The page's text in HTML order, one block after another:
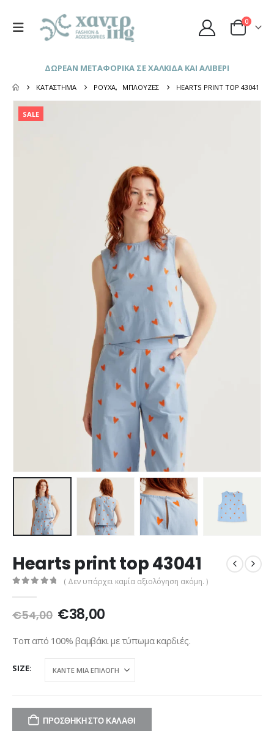
0
ΔΩΡΕΑΝ ΜΕΤΑΦΟΡΙΚΑ ΣΕ ΧΑΛΚΙΔΑ ΚΑΙ ΑΛΙΒΕΡΙ
ΚΑΤΆΣΤΗΜΑ ΡΟΎΧΑ, ΜΠΛΟΎΖΕΣ HEARTS PRINT TOP 43041
SALE
Hearts print top 43041
( Δεν υπάρχει καμία αξιολόγηση ακόμη. )
€54,00 Original
was:
€38,00Η
τιμή
€38,00.
Τοπ από 100% βαμβάκι με τύπωμα καρδιές.
SIZE
ΠΡΟΣΘΉΚΗ ΣΤΟ ΚΑΛΆΘΙ